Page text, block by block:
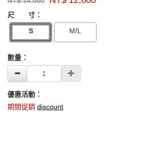
牌：
singing
rock
GOODS000000000000000005343
尺 寸：
S
M/L
數量：
優惠活動：
期間促銷 discount